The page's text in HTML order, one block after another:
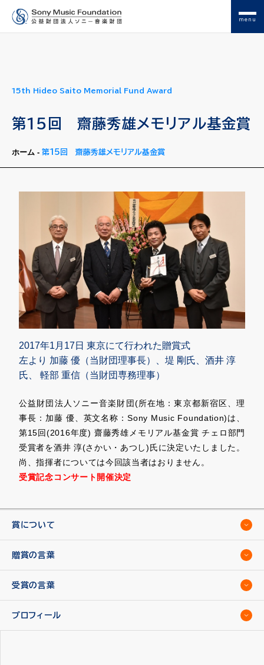
menu
15th Hideo Saito Memorial Fund Award
第15回 齋藤秀雄メモリアル基金賞
ホーム - 第15回 齋藤秀雄メモリアル基金賞
2017年1月17日 東京にて行われた贈賞式
左より 加藤 優（当財団理事長）、堤 剛氏、酒井 淳
氏、 軽部 重信（当財団専務理事）
公益財団法人ソニー音楽財団(所在地：東京都新宿区、理
事長：加藤 優、英文名称：Sony Music Foundation)は、
第15回(2016年度) 齋藤秀雄メモリアル基金賞 チェロ部門
受賞者を酒井 淳(さかい・あつし)氏に決定いたしました。
尚、指揮者については今回該当者はおりません。
受賞記念コンサート開催決定
賞について
贈賞の言葉
受賞の言葉
プロフィール